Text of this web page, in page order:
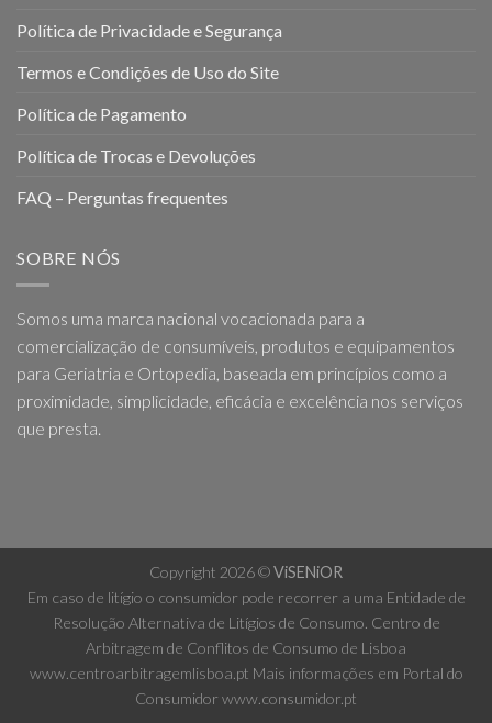
Política de Privacidade e Segurança
Termos e Condições de Uso do Site
Política de Pagamento
Política de Trocas e Devoluções
FAQ – Perguntas frequentes
SOBRE NÓS
Somos uma marca nacional vocacionada para a
comercialização de consumíveis, produtos e equipamentos
para Geriatria e Ortopedia, baseada em princípios como a
proximidade, simplicidade, eficácia e excelência nos serviços
que presta.
Copyright 2026 ©ViSENiOR
Em caso de litígio o consumidor pode recorrer a uma Entidade de
Resolução Alternativa de Litígios de Consumo. Centro de
Arbitragem de Conflitos de Consumo de Lisboa
www.centroarbitragemlisboa.pt Mais informações em Portal do
Consumidor www.consumidor.pt